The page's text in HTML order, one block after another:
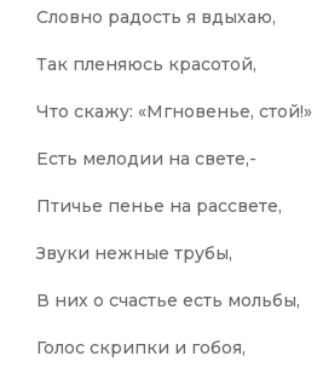
Словно радость я вдыхаю,
Так пленяюсь красотой,
Что скажу: «Мгновенье, стой!»
Есть мелодии на свете,-
Птичье пенье на рассвете,
Звуки нежные трубы,
В них о счастье есть мольбы,
Голос скрипки и гобоя,